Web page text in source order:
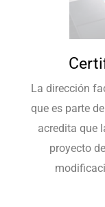
La dirección
que es parte
acredita que
proyecto